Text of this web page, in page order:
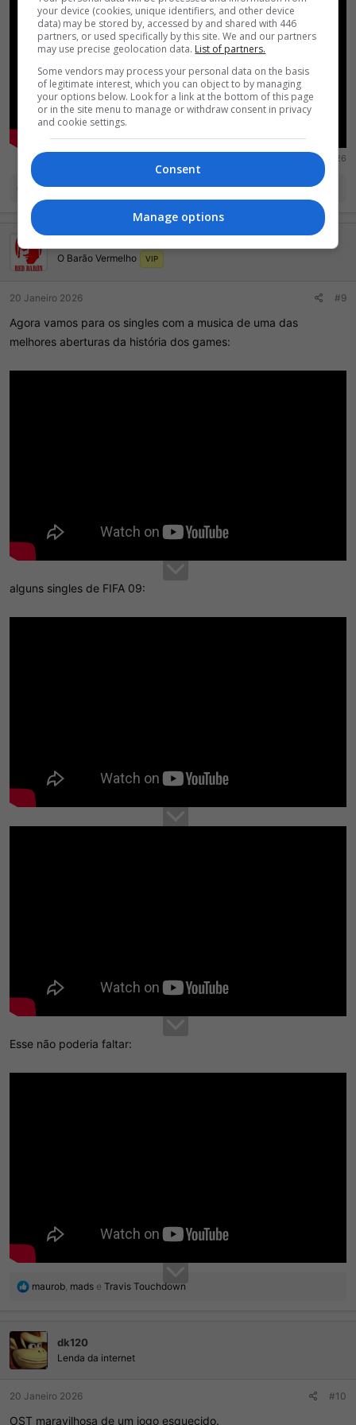
20 Janeiro 2026
R
e
a
ç
e
s
maurob,madseTravis Touchdown
O Barão Vermelho VIP
20 Janeiro 2026 #9
Agora vamos para os singles com a musica de uma das
melhores aberturas da história dos games:
alguns singles de FIFA 09:
Esse não poderia faltar:
R
õ
s
maurob mads e Travis Touchdown
dk120
Lenda da internet
20 Janeiro 2026 #10
OST maravilhosa de um jogo esquecido.
your device (cookies, unique identifiers, and other device
data) may be stored by, accessed by and shared with 446
partners, or used specifically by this site. We and our partners
may use precise geolocation data. List of partners.
Some vendors may process your personal data on the basis
of legitimate interest, which you can object to by managing
your options below. Look for a link at the bottom of this page
or in the site menu to manage or withdraw consent in privacy
and cookie settings.
Consent
Manage options